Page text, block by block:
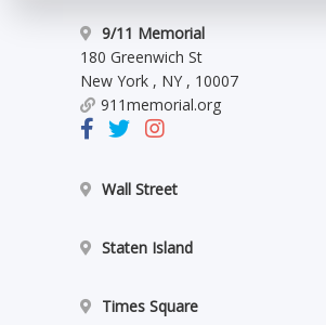
9/11 Memorial
180 Greenwich St
New York , NY , 10007
911memorial.org
Wall Street
Staten Island
Times Square